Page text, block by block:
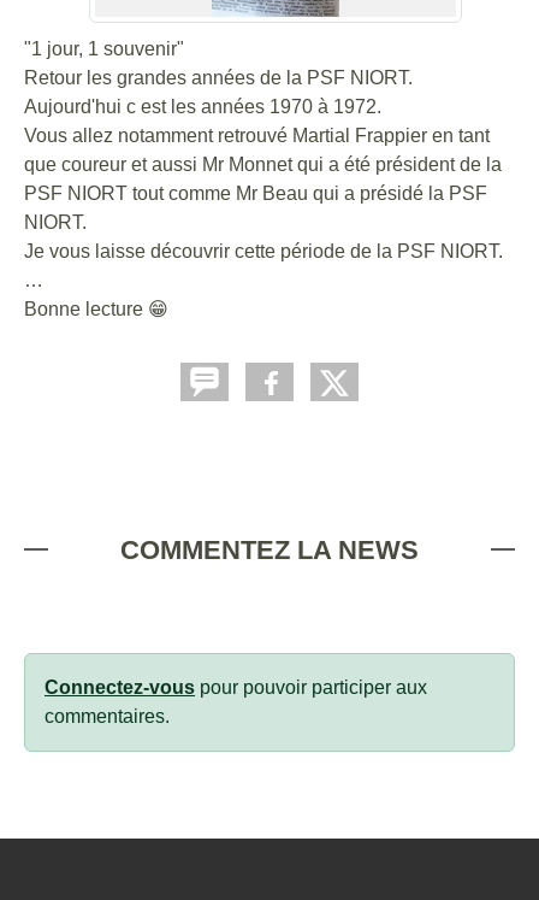
"1 jour, 1 souvenir"
Retour les grandes années de la PSF NIORT.
Aujourd'hui c est les années 1970 à 1972.
Vous allez notamment retrouvé Martial Frappier en tant
que coureur et aussi Mr Monnet qui a été président de la
PSF NIORT tout comme Mr Beau qui a présidé la PSF
NIORT.
Je vous laisse découvrir cette période de la PSF NIORT.
…
Bonne lecture 😁
COMMENTEZ LA NEWS
Connectez-vous pour pouvoir participer aux
commentaires.